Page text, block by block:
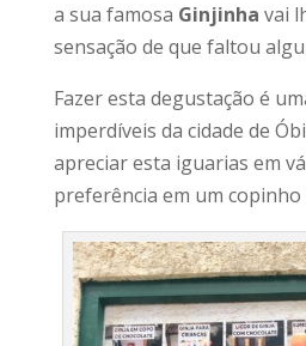
a sua famosa Ginjinha vai
sensação de que faltou
Fazer esta degustação é
imperdíveis da cidade de
apreciar esta iguarias em
preferência em um copinho